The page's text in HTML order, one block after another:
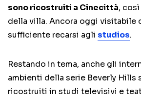
sono ricostruiti a Cinecittà,
della villa. Ancora oggi visitabile
sufficiente recarsi agli studios.
Restando in tema, anche gli
ambienti della serie Beverly Hills
ricostruiti in studi televisivi e